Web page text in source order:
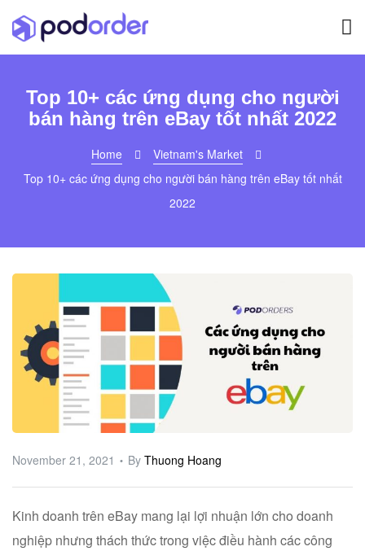
Top 10+ các ứng dụng cho người
bán hàng trên eBay tốt nhất 2022
Home
Vietnam's Market
Top 10+ các ứng dụng cho người bán hàng trên eBay tốt nhất
2022
November 21, 2021 By Thuong Hoang
Kinh doanh trên eBay mang lại lợi nhuận lớn cho doanh
nghiệp nhưng thách thức trong việc điều hành các công